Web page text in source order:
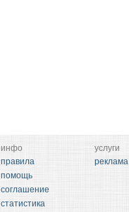
инфо
правила
помощь
соглашение
статистика
услуги
реклама